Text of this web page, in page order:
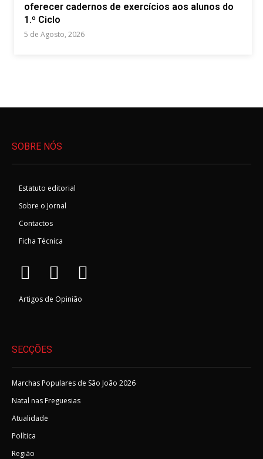
oferecer cadernos de exercícios aos alunos do
1.º Ciclo
5 de Agosto, 2026
SOBRE NÓS
Estatuto editorial
Sobre o Jornal
Contactos
Ficha Técnica
Artigos de Opinião
SECÇÕES
Marchas Populares de São João 2026
Natal nas Freguesias
Atualidade
Política
Região